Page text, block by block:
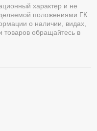
характер и не
положениями ГК
о наличии, видах,
товаров обращайтесь в